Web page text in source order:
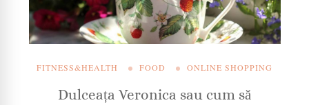
FITNESS&HEALTH FOOD ONLINE SHOPPING
Dulceața Veronica sau cum să